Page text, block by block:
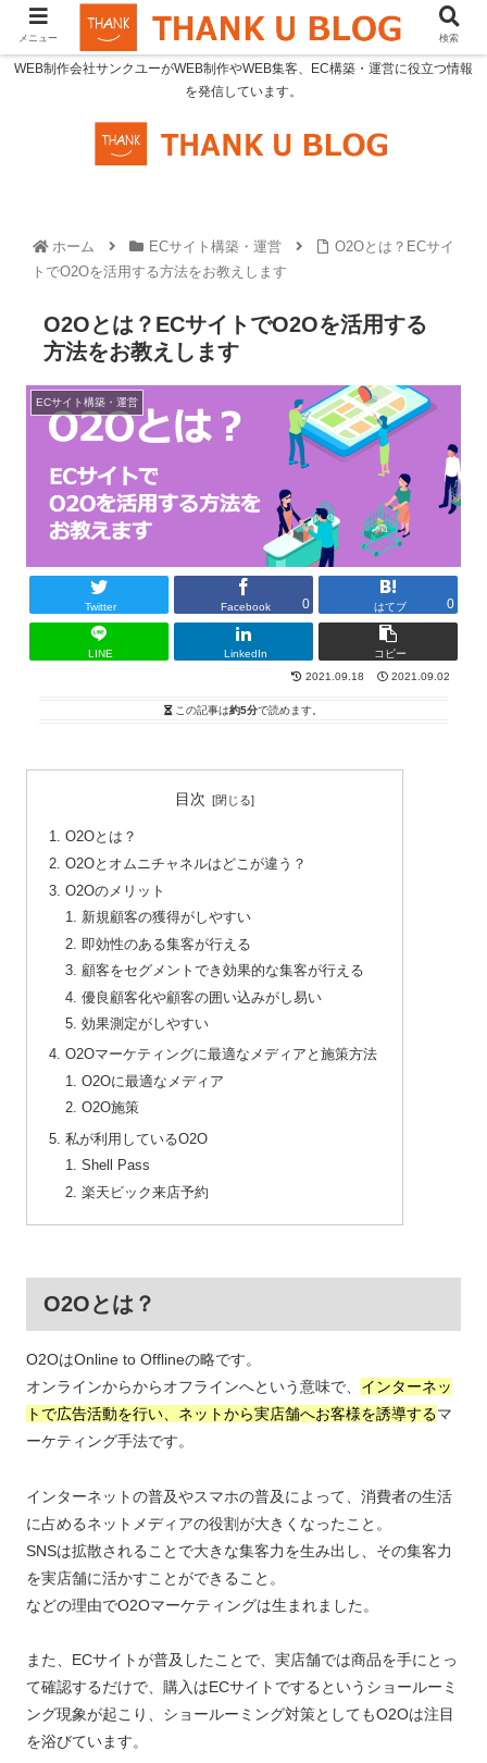
WEB制作会社サンクユーがWEB制作やWEB集客、EC構築・運営に役立つ情報
を発信しています。
ホーム ECサイト構築・運営
O2Oとは？ECサイ
トでO2Oを活用する方法をお教えします
O2Oとは？ECサイトでO2Oを活用する
方法をお教えします
ECサイト構築・運営
Twitter Facebook 0 はてブ 0
LINE LinkedIn
コピー
2021.09.18
2021.09.02
この記事は約5分で読めます。
目次
O2Oとは？
O2Oとオムニチャネルはどこが違う？
O2Oのメリット
新規顧客の獲得がしやすい
即効性のある集客が行える
顧客をセグメントでき効果的な集客が行える
優良顧客化や顧客の囲い込みがし易い
効果測定がしやすい
O2Oマーケティングに最適なメディアと施策方法
O2Oに最適なメディア
O2O施策
私が利用しているO2O
Shell Pass
楽天ビック来店予約
O2Oとは？
O2OはOnline to Offlineの略です。
オンラインからからオフラインへという意味で、 インターネッ
トで広告活動を行い、ネットから実店舗へお客様を誘導するマ
ーケティング手法です。
インターネットの普及やスマホの普及によって、消費者の生活
に占めるネットメディアの役割が大きくなったこと。
SNSは拡散されることで大きな集客力を生み出し、その集客力
を実店舗に活かすことができること。
などの理由でO2Oマーケティングは生まれました。
また、ECサイトが普及したことで、実店舗では商品を手にとっ
て確認するだけで、購入はECサイトでするというショールーミ
ング現象が起こり、ショールーミング対策としてもO2Oは注目
を浴びています。
メニュー 検索